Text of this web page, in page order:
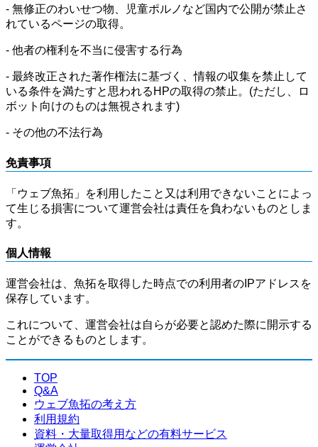
- 無修正のわいせつ物、児童ポルノなど国内で公開が禁止さ
れているページの取得。
- 他者の権利を不当に侵害する行為
- 最終改正された著作権法に基づく、情報の収集を禁止して
いる条件を満たすと思われるHPの取得の禁止。(ただし、ロ
ボット向けのものは無視されます)
- その他の不法行為
免責事項
「ウェブ魚拓」を利用したこと又は利用できないことによっ
て生じる損害について運営会社は責任を負わないものとしま
す。
個人情報
運営会社は、魚拓を取得した時点での利用者のIPアドレスを
保存しています。
これについて、運営会社は自らが必要と認めた際に開示する
ことができるものとします。
TOP
Q&A
ウェブ魚拓の考え方
利用規約
資料・大量取得用などの有料サービス